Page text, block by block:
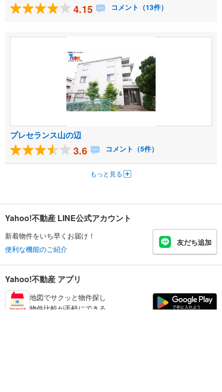
4.15 コメント（13件）
プレセランス山の辺
3.6 コメント（5件）
もっと見る
Yahoo!不動産 LINE公式アカウント
新着物件をいち早くお届け！
便利な機能のご紹介
友だち追加
Yahoo!不動産 アプリ
地図でサクッと物件探し
物件比較が手軽にできる